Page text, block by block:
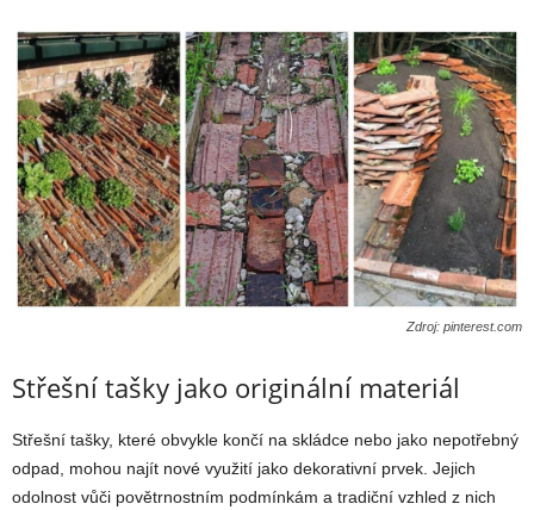
Zdroj: pinterest.com
Střešní tašky jako originální materiál
Střešní tašky, které obvykle končí na skládce nebo jako nepotřebný
odpad, mohou najít nové využití jako dekorativní prvek. Jejich
odolnost vůči povětrnostním podmínkám a tradiční vzhled z nich